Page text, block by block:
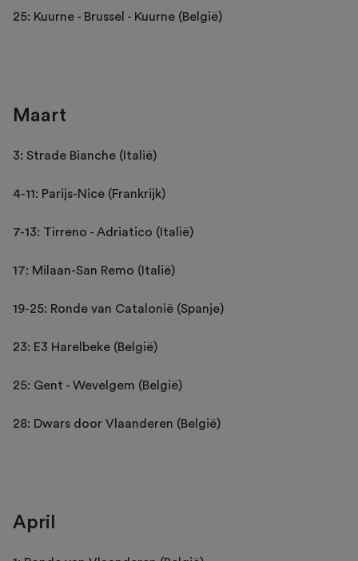
25: Kuurne - Brussel - Kuurne (België)
Maart
3: Strade Bianche (Italië)
4-11: Parijs-Nice (Frankrijk)
7-13: Tirreno - Adriatico (Italië)
17: Milaan-San Remo (Italië)
19-25: Ronde van Catalonië (Spanje)
23: E3 Harelbeke (België)
25: Gent - Wevelgem (België)
28: Dwars door Vlaanderen (België)
April